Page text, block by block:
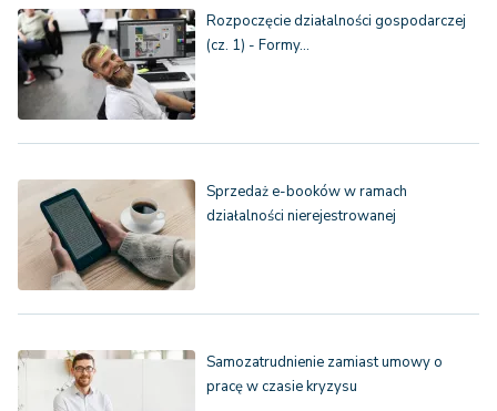
Rozpoczęcie działalności gospodarczej
(cz. 1) - Formy…
Sprzedaż e-booków w ramach
działalności nierejestrowanej
Samozatrudnienie zamiast umowy o
pracę w czasie kryzysu